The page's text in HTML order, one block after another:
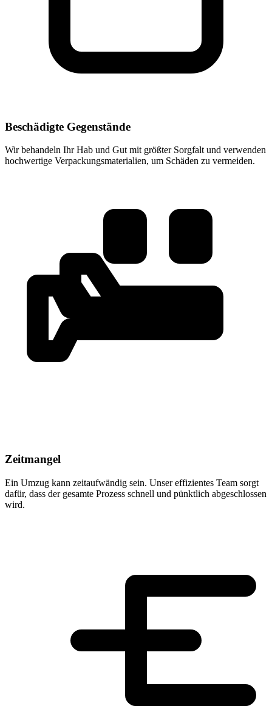
Beschädigte Gegenstände
Wir behandeln Ihr Hab und Gut mit größter Sorgfalt und verwenden
hochwertige Verpackungsmaterialien, um Schäden zu vermeiden.
Zeitmangel
Ein Umzug kann zeitaufwändig sein. Unser effizientes Team sorgt
dafür, dass der gesamte Prozess schnell und pünktlich abgeschlossen
wird.